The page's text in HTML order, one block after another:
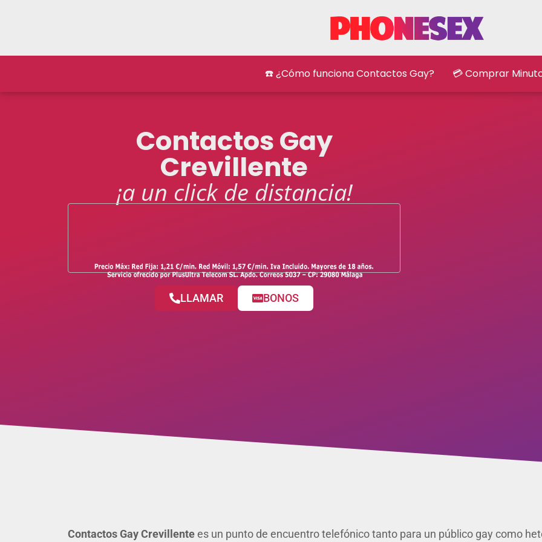
☎️ ¿Cómo funciona Contactos Gay? 💳 Comprar
Contactos Gay
Crevillente
¡a un click de distancia!
LLAMAR BONOS
Contactos Gay Crevillentees un punto de encuentro telefónico tanto para un público gay como